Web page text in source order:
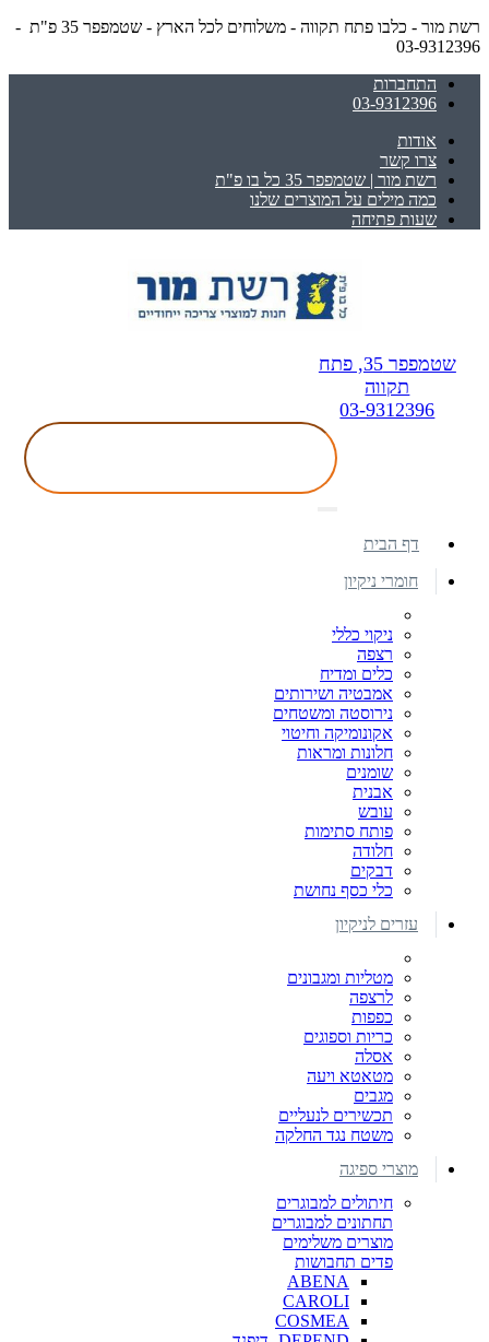
רשת מור - כלבו פתח תקווה - משלוחים לכל הארץ - שטמפפר 35 פ"ת -
03-9312396
התחברות
03-9312396
אודות
צרו קשר
רשת מור | שטמפפר 35 כל בו פ"ת
כמה מילים על המוצרים שלנו
שעות פתיחה
שטמפפר 35, פתח
תקווה
03-9312396
דף הבית
חומרי ניקיון
ניקוי כללי
רצפה
כלים ומדיח
אמבטיה ושירותים
נירוסטה ומשטחים
אקונומיקה וחיטוי
חלונות ומראות
שומנים
אבנית
עובש
פותח סתימות
חלודה
דבקים
כלי כסף נחושת
עזרים לניקיון
מטליות ומגבונים
לרצפה
כפפות
כריות וספוגים
אסלה
מטאטא ויעה
מגבים
תכשירים לנעליים
משטח נגד החלקה
מוצרי ספיגה
חיתולים למבוגרים
תחתונים למבוגרים
מוצרים משלימים
פדים תחבושות
ABENA
CAROLI
COSMEA